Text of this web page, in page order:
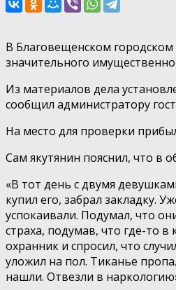
В Благовещенском
значительного
Из материалов дела
сообщил администратору
На место для проверки
Сам якутянин пояснил, что в
«В тот день с двумя
купил его, забрал закладку.
успокаивали. Подумал, что
страха, подумав, что где-то
охранник и спросил, что
уложил на пол. Тиканье
нашли. Отвезли в